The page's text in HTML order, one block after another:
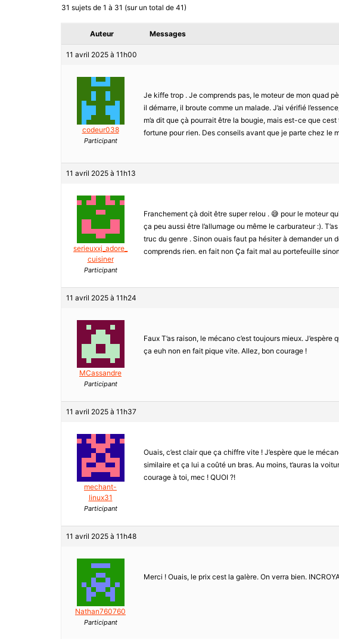
31 sujets de 1 à 31 (sur un total de 41)
Auteur Messages
11 avril 2025 à 11h00
codeur038
Participant
Je kiffe trop . Je comprends pas, le moteur de mon quad
il démarre, il broute comme un malade. J’ai vérifié
m’a dit que çà pourrait être la bougie, mais est-ce que
fortune pour rien. Des conseils avant que je parte chez le
11 avril 2025 à 11h13
serieuxxj_adore_
cuisiner
Participant
Franchement çà doit être super relou . 😅 pour le moteur
ça peu aussi être l’allumage ou même le carburateur :).
truc du genre . Sinon ouais faut pa hésiter à demander un
comprends rien. en fait non Ça fait mal au portefeuille
11 avril 2025 à 11h24
MCassandre
Participant
Faux T’as raison, le mécano c’est toujours mieux.
ça euh non en fait pique vite. Allez, bon courage !
11 avril 2025 à 11h37
mechant-
linux31
Participant
Ouais, c’est clair que ça chiffre vite ! J’espère que le
similaire et ça lui a coûté un bras. Au moins, t’auras la
courage à toi, mec ! QUOI ?!
11 avril 2025 à 11h48
Nathan760760
Participant
Merci ! Ouais, le prix cest la galère. On verra bien.